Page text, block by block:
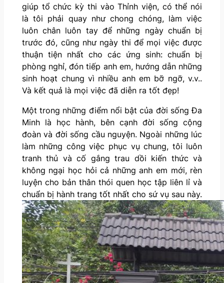
giúp tổ chức kỳ thi vào Thỉnh viện, có thể nói
là tôi phải quay như chong chóng, làm việc
luôn chân luôn tay để những ngày chuẩn bị
trước đó, cũng như ngày thi để mọi việc được
thuận tiện nhất cho các ứng sinh: chuẩn bị
phòng nghỉ, đón tiếp anh em, hướng dẫn những
sinh hoạt chung vì nhiều anh em bỡ ngỡ, v.v..
Và kết quả là mọi việc đã diễn ra tốt đẹp!
Một trong những điểm nổi bật của đời sống Đa
Minh là học hành, bên cạnh đời sống cộng
đoàn và đời sống cầu nguyện. Ngoài những lúc
làm những công việc phục vụ chung, tôi luôn
tranh thủ và cố gắng trau dồi kiến thức và
không ngại học hỏi cả những anh em mới, rèn
luyện cho bản thân thói quen học tập liên lỉ và
chuẩn bị hành trang tốt nhất cho sứ vụ sau này.